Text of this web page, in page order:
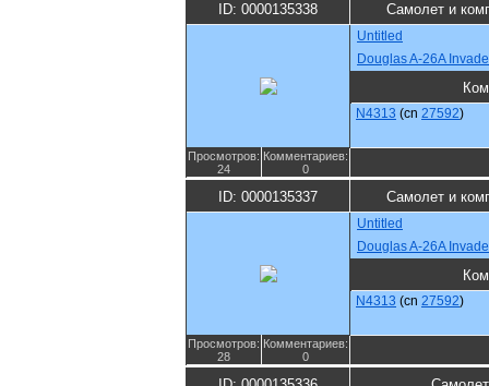
ID: 0000135338 Самолет и
Untitled
Douglas A-26A
N4313 (cn 27592)
Просмотров:
24
Комментариев:
0
ID: 0000135337 Самолет и
Untitled
Douglas A-26A
N4313 (cn 27592)
Просмотров:
28
Комментариев:
0